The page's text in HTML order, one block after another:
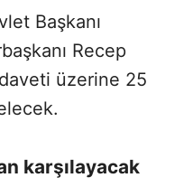
Başkanı
Recep
üzerine 25
karşılayacak